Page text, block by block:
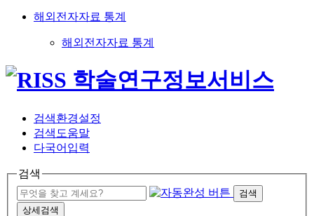
해외전자자료 통계
해외전자자료 통계
검색환경설정
검색도움말
다국어입력
검색
검색
상세검색